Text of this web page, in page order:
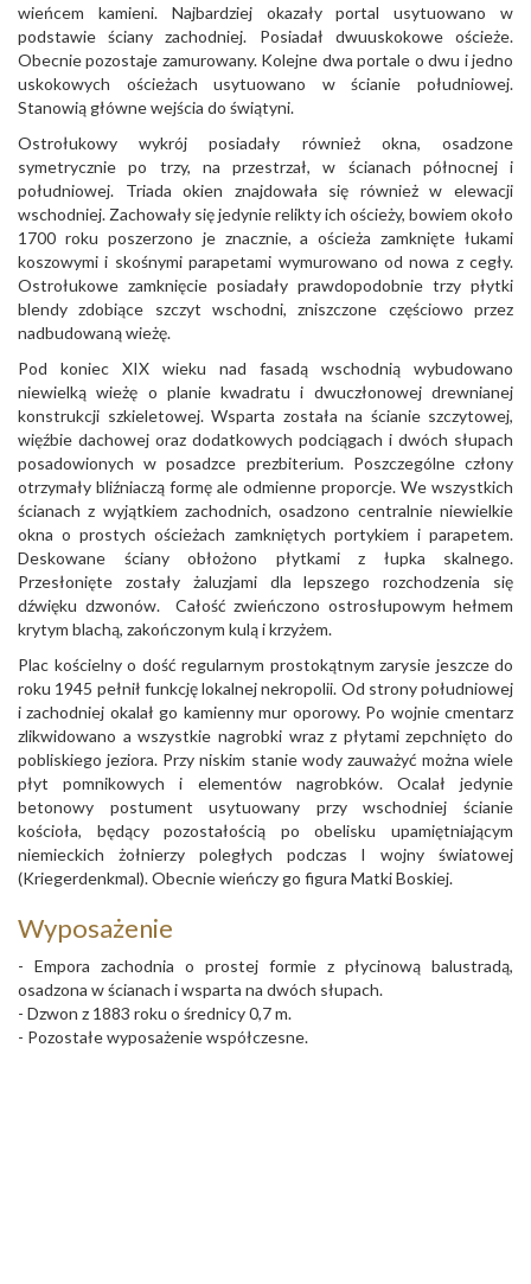
wieńcem kamieni. Najbardziej okazały portal usytuowano w
podstawie ściany zachodniej. Posiadał dwuuskokowe ościeże.
Obecnie pozostaje zamurowany. Kolejne dwa portale o dwu i jedno
uskokowych ościeżach usytuowano w ścianie południowej.
Stanowią główne wejścia do świątyni.
Ostrołukowy wykrój posiadały również okna, osadzone
symetrycznie po trzy, na przestrzał, w ścianach północnej i
południowej. Triada okien znajdowała się również w elewacji
wschodniej. Zachowały się jedynie relikty ich ościeży, bowiem około
1700 roku poszerzono je znacznie, a ościeża zamknięte łukami
koszowymi i skośnymi parapetami wymurowano od nowa z cegły.
Ostrołukowe zamknięcie posiadały prawdopodobnie trzy płytki
blendy zdobiące szczyt wschodni, zniszczone częściowo przez
nadbudowaną wieżę.
Pod koniec XIX wieku nad fasadą wschodnią wybudowano
niewielką wieżę o planie kwadratu i dwuczłonowej drewnianej
konstrukcji szkieletowej. Wsparta została na ścianie szczytowej,
więźbie dachowej oraz dodatkowych podciągach i dwóch słupach
posadowionych w posadzce prezbiterium. Poszczególne człony
otrzymały bliźniaczą formę ale odmienne proporcje. We wszystkich
ścianach z wyjątkiem zachodnich, osadzono centralnie niewielkie
okna o prostych ościeżach zamkniętych portykiem i parapetem.
Deskowane ściany obłożono płytkami z łupka skalnego.
Przesłonięte zostały żaluzjami dla lepszego rozchodzenia się
dźwięku dzwonów. Całość zwieńczono ostrosłupowym hełmem
krytym blachą, zakończonym kulą i krzyżem.
Plac kościelny o dość regularnym prostokątnym zarysie jeszcze do
roku 1945 pełnił funkcję lokalnej nekropolii. Od strony południowej
i zachodniej okalał go kamienny mur oporowy. Po wojnie cmentarz
zlikwidowano a wszystkie nagrobki wraz z płytami zepchnięto do
pobliskiego jeziora. Przy niskim stanie wody zauważyć można wiele
płyt pomnikowych i elementów nagrobków. Ocalał jedynie
betonowy postument usytuowany przy wschodniej ścianie
kościoła, będący pozostałością po obelisku upamiętniającym
niemieckich żołnierzy poległych podczas I wojny światowej
(Kriegerdenkmal). Obecnie wieńczy go figura Matki Boskiej.
Wyposażenie
- Empora zachodnia o prostej formie z płycinową balustradą,
osadzona w ścianach i wsparta na dwóch słupach.
- Dzwon z 1883 roku o średnicy 0,7 m.
- Pozostałe wyposażenie współczesne.